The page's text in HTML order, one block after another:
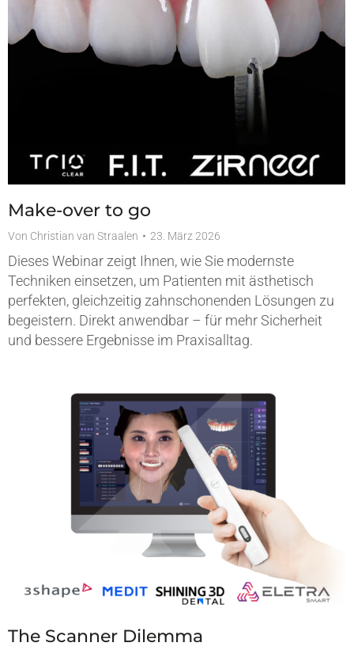
Make-over to go
Von Christian van Straalen 23. März 2026
Dieses Webinar zeigt Ihnen, wie Sie modernste
Techniken einsetzen, um Patienten mit ästhetisch
perfekten, gleichzeitig zahnschonenden Lösungen zu
begeistern. Direkt anwendbar – für mehr Sicherheit
und bessere Ergebnisse im Praxisalltag.
The Scanner Dilemma